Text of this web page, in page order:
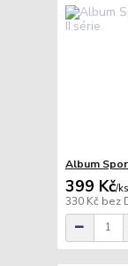
Album
399 Kč/ks
330 Kč bez